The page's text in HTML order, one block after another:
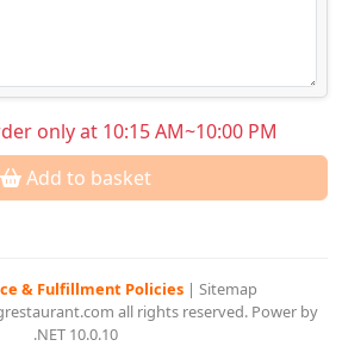
only at 10:15 AM~10:00 PM
Add to basket
& Fulfillment Policies | Sitemap
all rights reserved. Power by
.NET 10.0.10